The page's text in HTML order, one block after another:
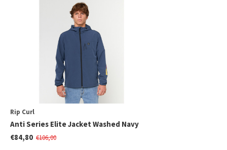
Rip Curl
Anti Series Elite Jacket Washed Navy
€84,80 €106,00